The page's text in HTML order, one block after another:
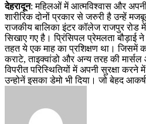
देहरादून: महिलओं में आत्मविश्वास और अपनी
शारीरिक दोनों प्रकार से जरुरी है उन्हें
राजकीय बालिका इंटर कॉलेज राजपुर रोड
सिखाए गए है। प्रिंसिपल प्रेमलता बौड़ाई
तहत ये एक माह का प्रशिक्षण था। जिसमें
कराटे, ताइक्वांडो और अन्य तरह की मार्सल
विपरीत परिस्थितियों में अपनी सुरक्षा करने
उन्होनें इसका डेमो भी दिया। जो बेहद